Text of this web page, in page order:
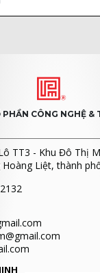
PHẦN CÔNG NGHỆ &
TT3 - Khu Đô Thị
Liệt, thành